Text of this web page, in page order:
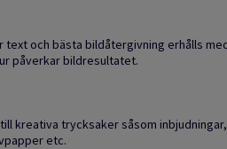
text och bästa bildåtergivning erhålls
påverkar bildresultatet.
kreativa trycksaker såsom
etc.